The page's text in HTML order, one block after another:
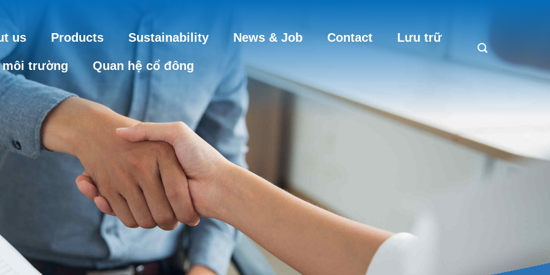
us Products Sustainability News & Job Contact Lưu trữ
môi trường Quan hệ cổ đông